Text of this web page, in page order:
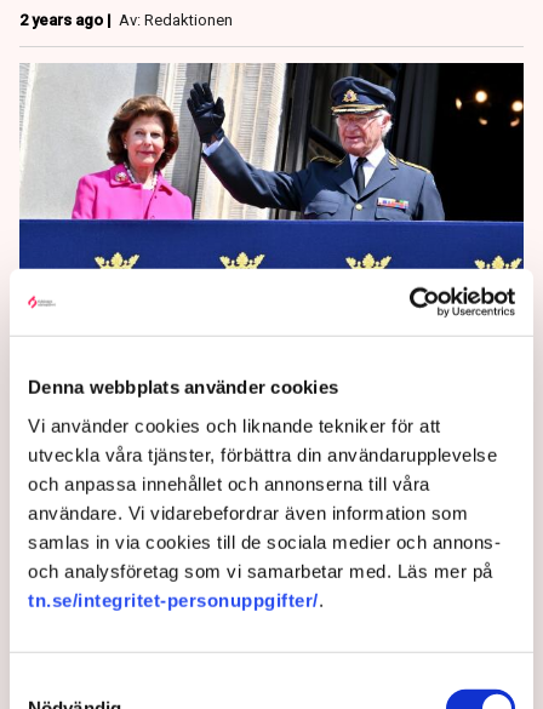
Denna webbplats använder cookies
Vi använder cookies och liknande tekniker för att
utveckla våra tjänster, förbättra din användarupplevelse
och anpassa innehållet och annonserna till våra
användare. Vi vidarebefordrar även information som
samlas in via cookies till de sociala medier och annons-
och analysföretag som vi samarbetar med. Läs mer på
tn.se/integritet-personuppgifter/.
2 years ago | Av: Redaktionen
Kungen skänker näringslivets
gåva till Ungt ledarskap
Näringslivet samlar in pengar för att hylla konungens
50 år på tronen. Gåvan överlämnas, på kungens egen
önskan, till hans stiftelse Ungt ledarskap, skriver Di.
2 years ago | Av: Redaktionen